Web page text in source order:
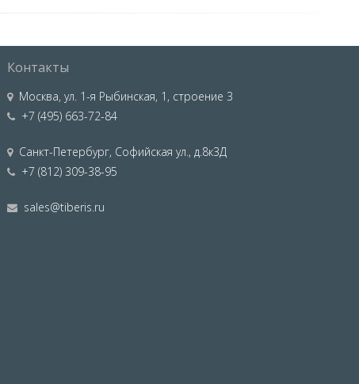
Контакты
Москва,ул. 1-я Рыбинская, 1, строение 3
+7 (495) 663-72-84
Санкт-Петербург, Софийская ул., д.8к3Д
+7 (812) 309-38-95
sales@tiberis.ru